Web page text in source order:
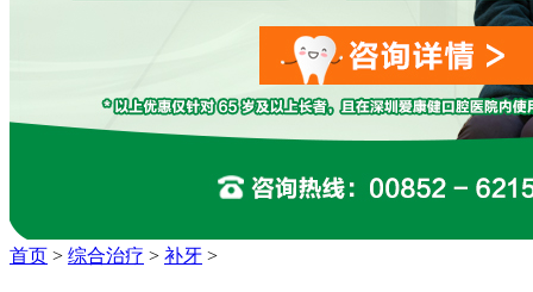
首页 > 综合治疗 > 补牙 >